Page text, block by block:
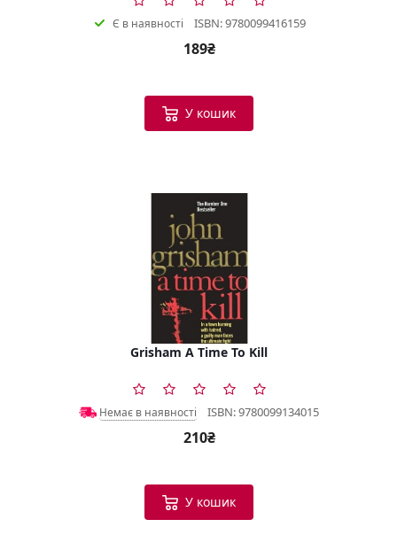
Є в наявності ISBN: 9780099416159
189₴
У кошик
Grisham A Time To Kill
Немає в наявності ISBN: 9780099134015
210₴
У кошик